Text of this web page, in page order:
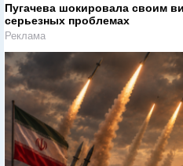
Пугачева шокировала своим
серьезных проблемах
Реклама